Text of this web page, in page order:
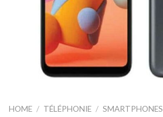
HOME / TÉLÉPHONIE / SMARTPHONES